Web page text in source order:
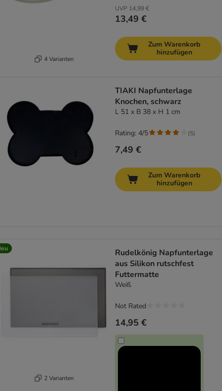
4 Varianten
UVP 14,99 €
13,49 €
Zum Warenkorb
hinzufügen
TIAKI Napfunterlage
Knochen, schwarz
L 51 x B 38 x H 1 cm
7,49 €
Rating: 4/5 (5)
Zum Warenkorb
hinzufügen
2 Varianten
Rudelkönig Napfunterlage
aus Silikon rutschfest
Futtermatte
Weiß
14,95 €
Not Rated